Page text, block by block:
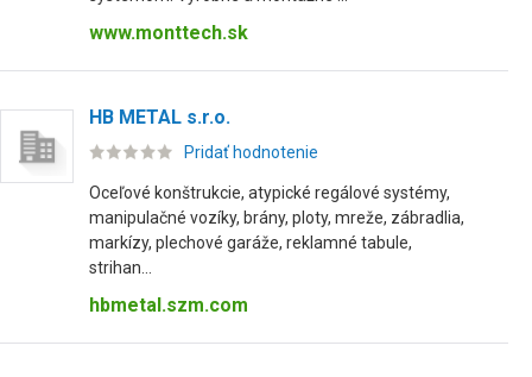
www.monttech.sk
HB METAL s.r.o.
Pridať hodnotenie
Oceľové konštrukcie, atypické regálové systémy,
manipulačné vozíky, brány, ploty, mreže, zábradlia,
markízy, plechové garáže, reklamné tabule,
strihan...
hbmetal.szm.com